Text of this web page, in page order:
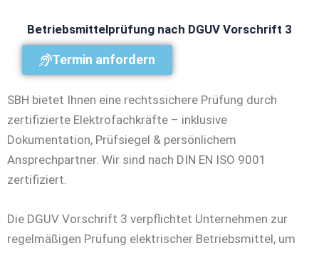
Betriebsmittelprüfung nach DGUV Vorschrift 3
Termin anfordern
SBH bietet Ihnen eine rechtssichere Prüfung durch
zertifizierte Elektrofachkräfte – inklusive
Dokumentation, Prüfsiegel & persönlichem
Ansprechpartner. Wir sind nach DIN EN ISO 9001
zertifiziert.
Die DGUV Vorschrift 3 verpflichtet Unternehmen zur
regelmäßigen Prüfung elektrischer Betriebsmittel, um